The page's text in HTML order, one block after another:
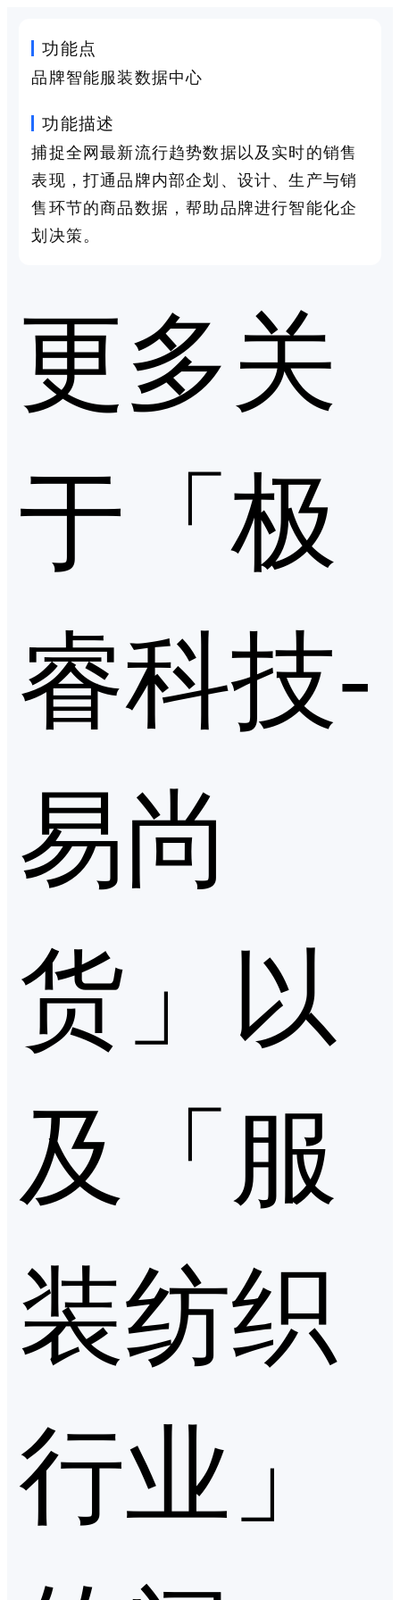
功能点
品牌智能服装数据中心
功能描述
捕捉全网最新流行趋势数据以及实时的销售
表现，打通品牌内部企划、设计、生产与销
售环节的商品数据，帮助品牌进行智能化企
划决策。
更多关
于「极
睿科技-
易尚
货」以
及「服
装纺织
行业」